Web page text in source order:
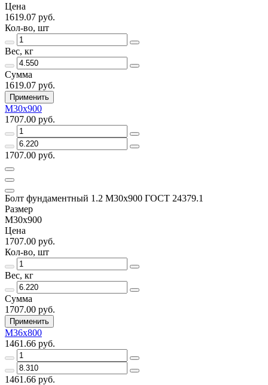
Цена
1619.07 руб.
Кол-во, шт
Вес, кг
Сумма
1619.07 руб.
Применить
М30х900
1707.00 руб.
1707.00 руб.
Болт фундаментный 1.2 М30х900 ГОСТ 24379.1
Размер
М30х900
Цена
1707.00 руб.
Кол-во, шт
Вес, кг
Сумма
1707.00 руб.
Применить
М36х800
1461.66 руб.
1461.66 руб.